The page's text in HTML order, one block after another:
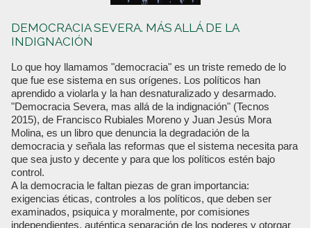
DEMOCRACIA SEVERA. MÁS ALLÁ DE LA
INDIGNACIÓN
Lo que hoy llamamos "democracia" es un triste remedo de lo
que fue ese sistema en sus orígenes. Los políticos han
aprendido a violarla y la han desnaturalizado y desarmado.
"Democracia Severa, mas allá de la indignación" (Tecnos
2015), de Francisco Rubiales Moreno y Juan Jesús Mora
Molina, es un libro que denuncia la degradación de la
democracia y señala las reformas que el sistema necesita para
que sea justo y decente y para que los políticos estén bajo
control.
A la democracia le faltan piezas de gran importancia:
exigencias éticas, controles a los políticos, que deben ser
examinados, psiquica y moralmente, por comisiones
independientes, auténtica separación de los poderes y otorgar